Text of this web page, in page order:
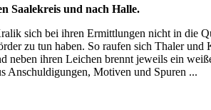
Saalekreis und nach Halle.
sich bei ihren Ermittlungen nicht in die
zu tun haben. So raufen sich Thaler
neben ihren Leichen brennt jeweils ein
Anschuldigungen, Motiven und Spuren ...